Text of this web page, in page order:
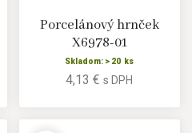
Porcelánový hrnček
X6978-01
Skladom: > 20 ks
4,13 €s DPH